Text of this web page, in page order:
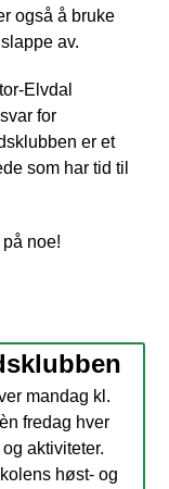
også å bruke
av.
Elvdal
for
er et
som har tid til
noe!
mandag kl.
fredag hver
aktiviteter.
høst- og